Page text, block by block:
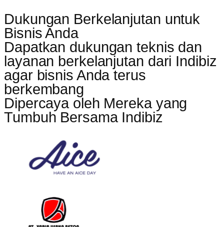
Dukungan Berkelanjutan untuk
Bisnis Anda
Dapatkan dukungan teknis dan
layanan berkelanjutan dari Indibiz
agar bisnis Anda terus
berkembang
Dipercaya oleh Mereka yang
Tumbuh Bersama Indibiz